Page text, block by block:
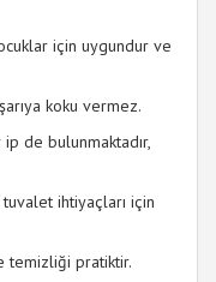
için uygundur ve
koku vermez.
de bulunmaktadır,
tuvalet ihtiyaçları için
temizliği pratiktir.